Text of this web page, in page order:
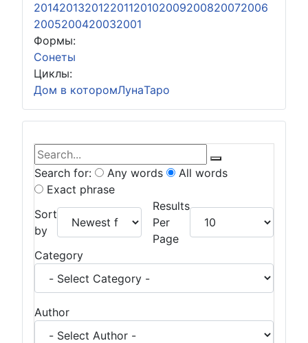
201420132012201120102009200820072006
2005200420032001
Формы:
Сонеты
Циклы:
Дом в которомЛунаТаро
Skip to search results
Bear's Live Search
Search for:
Any words
All words
Exact phrase
Sort
by
Results
Per
Page
Category
Author